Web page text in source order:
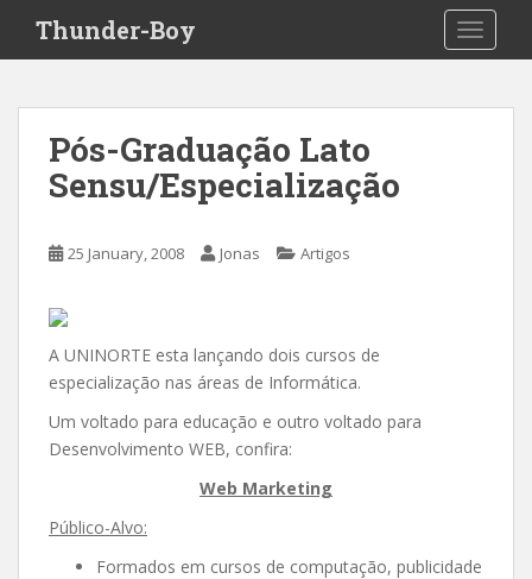
i
Thunder-Boy
Pós-Graduação Lato
Sensu/Especialização
25 January, 2008 Jonas Artigos
A UNINORTE esta lançando dois cursos de
especialização nas áreas de Informática.
Um voltado para educação e outro voltado para
Desenvolvimento WEB, confira:
Web Marketing
Público-Alvo:
Formados em cursos de computação, publicidade